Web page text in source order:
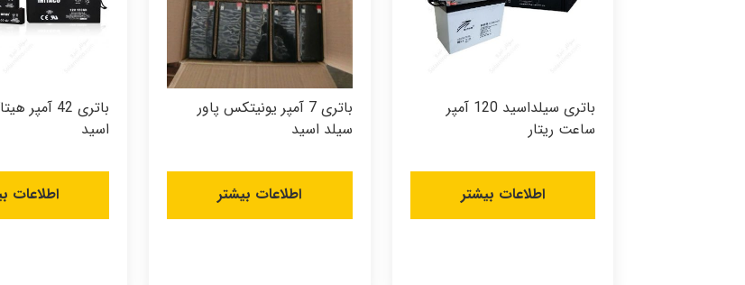
باتری سیلداسید 120 آمپر
ساعت ریتار
اطلاعات بیشتر
باتری 7 آمپر یونیتکس پاور
سیلد اسید
اطلاعات بیشتر
باتری 42
اسید
اطلاعات